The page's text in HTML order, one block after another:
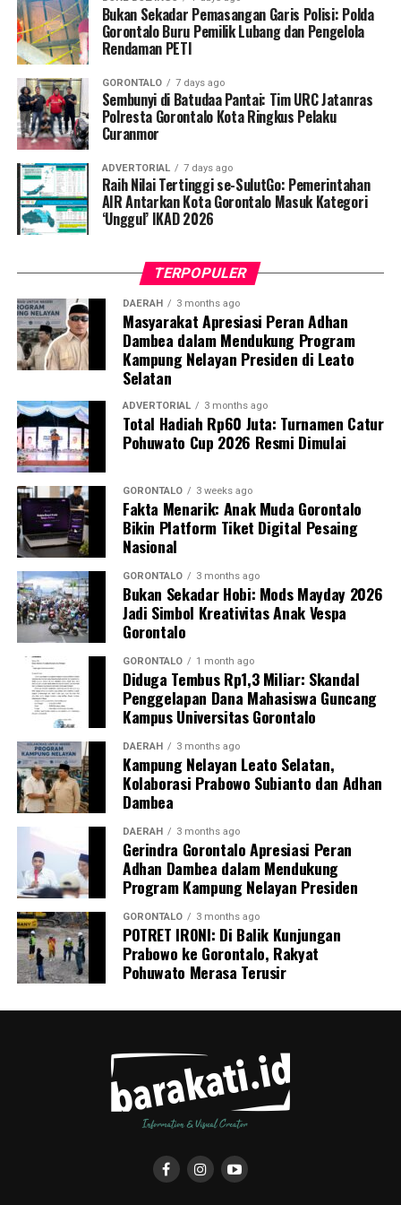
Penyuluhan difokuskan pada pemahaman mekanisme
penularan, pengenalan gejala awal, pentingnya
hingga tuntas, serta pengikisan stigma negatif terhadap
penyintas TBC di lingkungan warga.
“Literasi kesehatan warga adalah fondasi utama dalam
memutus rantai penularan TBC. Kami berupaya
menyampaikan edukasi yang persuasif dan mudah
dipahami agar warga tidak ragu melakukan pemeriksaan
apabila mengalami gejala batuk berkepanjangan,”
Selain skrining TBC, mahasiswa turut mendampingi
nakes Puskesmas Talaga Jaya dalam memberikan
pelayanan Cek Kesehatan Gratis (CKG), meliputi
pengukuran tekanan darah, cek kadar gula darah, dan
penapisan faktor risiko penyakit tidak menular (PTM)
sebagai upaya promotif-preventif.
Perwakilan DPL KKN-PK, Dr. dr. Vivien Novarina A.
Kasim, M.Kes., menegaskan bahwa keterlibatan
mahasiswa merupakan bentuk perwujudan Tri Dharma
Perguruan Tinggi dalam mengawal transformasi
layanan kesehatan primer.
“Kehadiran mahasiswa mempercepat jangkauan skema
active case findingTBC yang dicanangkan pemerintah.
Sinergi multisektor antara perguruan tinggi, dinas
kesehatan, puskesmas, dan pemerintah desa seperti
inilah yang menjadi kunci sukses pembentukan
masyarakat sadar sehat,” jelas Dr. Vivien.
Masyarakat Desa Luwoo menyambut antusias agenda
terpadu ini. Ratusan warga memanfaatkan layanan
pemeriksaan kesehatan gratis sekaligus berkonsultasi
mengenai pola hidup bersih dan sehat (PHBS)
pencegahan tuberkulosis.
Bukan Sekadar Pemasangan Garis Polisi: Polda
Gorontalo Buru Pemilik Lubang dan Pengelola
Rendaman PETI
GORONTALO 7 days ago
Sembunyi di Batudaa Pantai: Tim URC Jatanras
Polresta Gorontalo Kota Ringkus Pelaku
Curanmor
ADVERTORIAL 7 days ago
Raih Nilai Tertinggi se-SulutGo: Pemerintahan
AIR Antarkan Kota Gorontalo Masuk Kategori
‘Unggul’ IKAD 2026
TERPOPULER
DAERAH 3 months ago
Masyarakat Apresiasi Peran Adhan
Dambea dalam Mendukung Program
Kampung Nelayan Presiden di Leato
Selatan
ADVERTORIAL 3 months ago
Total Hadiah Rp60 Juta: Turnamen Catur
Pohuwato Cup 2026 Resmi Dimulai
GORONTALO 3 weeks ago
Fakta Menarik: Anak Muda Gorontalo
Bikin Platform Tiket Digital Pesaing
Nasional
GORONTALO 3 months ago
Bukan Sekadar Hobi: Mods Mayday 2026
Jadi Simbol Kreativitas Anak Vespa
Gorontalo
GORONTALO 1 month ago
Diduga Tembus Rp1,3 Miliar: Skandal
Penggelapan Dana Mahasiswa Guncang
Kampus Universitas Gorontalo
DAERAH 3 months ago
Kampung Nelayan Leato Selatan,
Kolaborasi Prabowo Subianto dan Adhan
Dambea
DAERAH 3 months ago
Gerindra Gorontalo Apresiasi Peran
Adhan Dambea dalam Mendukung
Program Kampung Nelayan Presiden
GORONTALO 3 months ago
POTRET IRONI: Di Balik Kunjungan
Prabowo ke Gorontalo, Rakyat
Pohuwato Merasa Terusir